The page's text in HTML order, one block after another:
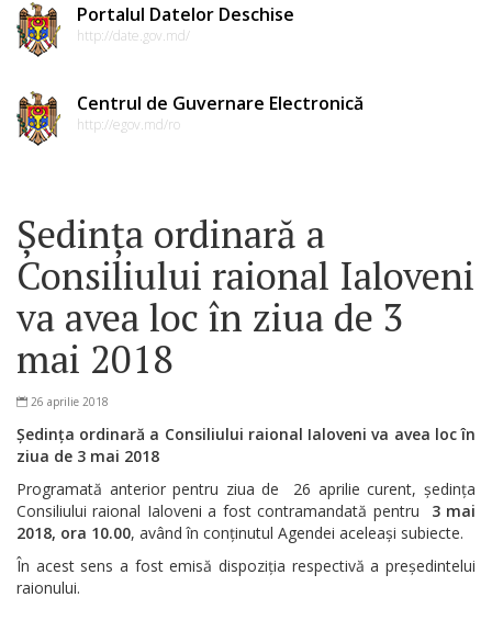
Portalul Datelor Deschise
http://date.gov.md/
Centrul de Guvernare Electronică
http://egov.md/ro
Ședința ordinară a
Consiliului raional Ialoveni
va avea loc în ziua de 3
mai 2018
26 aprilie 2018
Ședința ordinară a Consiliului raional Ialoveni va avea loc în
ziua de 3 mai 2018
Programată anterior pentru ziua de 26 aprilie curent, ședința
Consiliului raional Ialoveni a fost contramandată pentru 3 mai
2018, ora 10.00, având în conținutul Agendei aceleași subiecte.
În acest sens a fost emisă dispoziția respectivă a președintelui
raionului.